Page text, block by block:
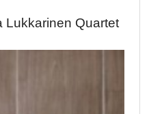
Lukkarinen Quartet